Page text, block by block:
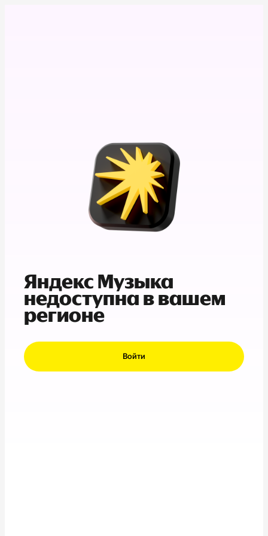
Яндекс Музыка
недоступна в вашем
регионе
Войти